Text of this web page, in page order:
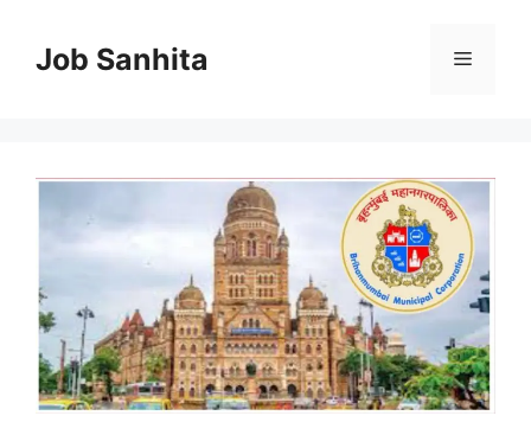
contentJob Sanhita Menu